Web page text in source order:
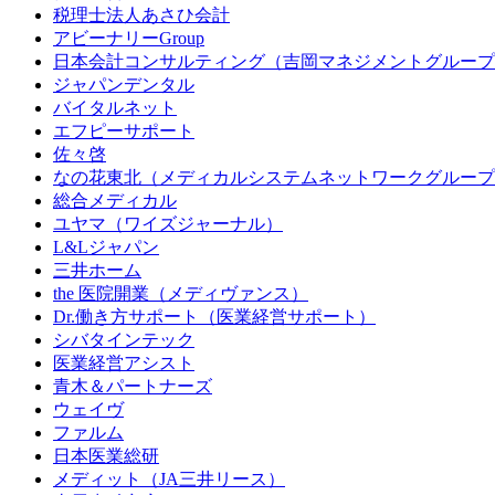
税理士法人あさひ会計
アビーナリーGroup
日本会計コンサルティング（吉岡マネジメントグルー
ジャパンデンタル
バイタルネット
エフピーサポート
佐々啓
なの花東北（メディカルシステムネットワークグルー
総合メディカル
ユヤマ（ワイズジャーナル）
L&Lジャパン
三井ホーム
the 医院開業（メディヴァンス）
Dr.働き方サポート（医業経営サポート）
シバタインテック
医業経営アシスト
青木＆パートナーズ
ウェイヴ
ファルム
日本医業総研
メディット（JA三井リース）